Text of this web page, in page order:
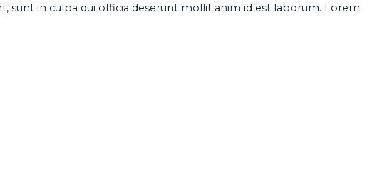
sunt in culpa qui officia deserunt mollit anim id est laborum. Lorem